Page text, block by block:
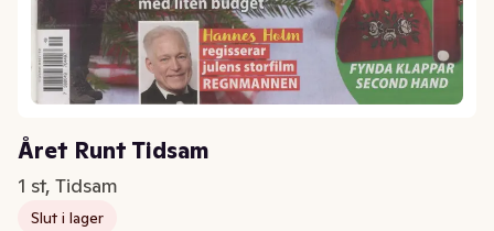
Året Runt Tidsam
1 st, Tidsam
Slut i lager